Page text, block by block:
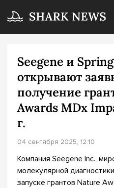
Seegene и
открывают
получение
Awards MDx
г.
04 сентября 2025, 12:10
Компания Seegene Inc.,
молекулярной
запуске грантов Nature